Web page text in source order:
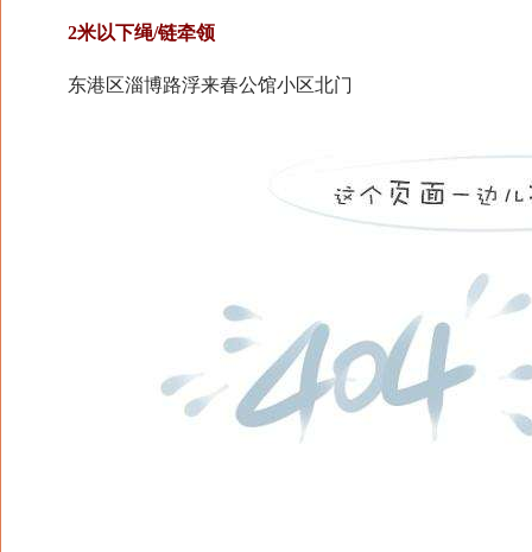
2米以下绳/链牵领
东港区淄博路浮来春公馆小区北门